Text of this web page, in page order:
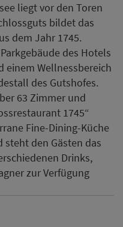
liegt vor den Toren
bildet das
dem Jahr 1745.
des Hotels
einem Wellnessbereich
des Gutshofes.
63 Zimmer und
1745“
Fine-Dining-Küche
steht den Gästen das
Drinks,
zur Verfügung